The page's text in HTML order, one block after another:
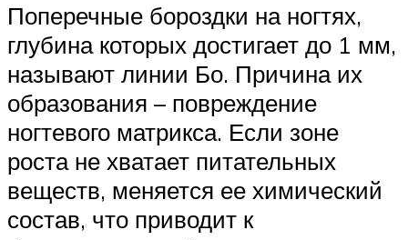
Поперечные бороздки на ногтях,
глубина которых достигает до 1 мм,
называют линии Бо. Причина их
образования – повреждение
ногтевого матрикса. Если зоне
роста не хватает питательных
веществ, меняется ее химический
состав, что приводит к